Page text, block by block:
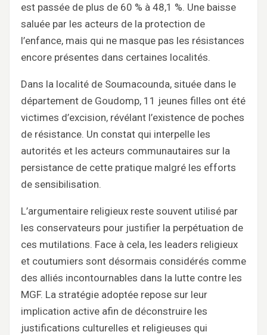
est passée de plus de 60 % à 48,1 %. Une baisse
saluée par les acteurs de la protection de
l’enfance, mais qui ne masque pas les résistances
encore présentes dans certaines localités.
Dans la localité de Soumacounda, située dans le
département de Goudomp, 11 jeunes filles ont été
victimes d’excision, révélant l’existence de poches
de résistance. Un constat qui interpelle les
autorités et les acteurs communautaires sur la
persistance de cette pratique malgré les efforts
de sensibilisation.
L’argumentaire religieux reste souvent utilisé par
les conservateurs pour justifier la perpétuation de
ces mutilations. Face à cela, les leaders religieux
et coutumiers sont désormais considérés comme
des alliés incontournables dans la lutte contre les
MGF. La stratégie adoptée repose sur leur
implication active afin de déconstruire les
justifications culturelles et religieuses qui